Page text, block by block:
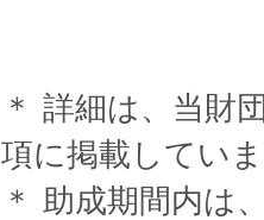
＊ 詳細は、当財
項に掲載してい
＊ 助成期間内は